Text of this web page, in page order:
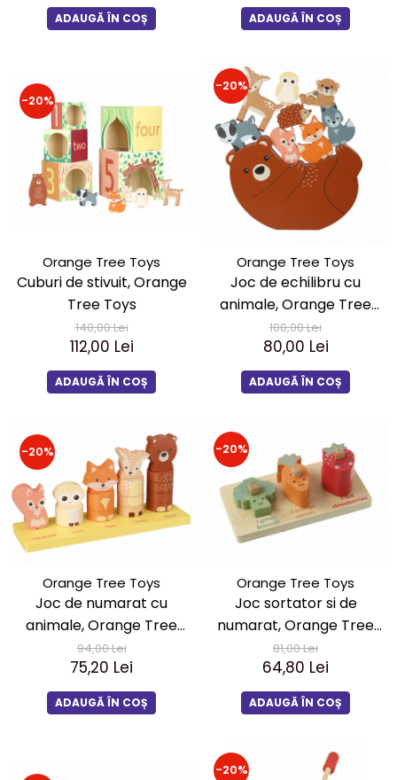
ADAUGĂ ÎN COȘ ADAUGĂ ÎN COȘ
-20%
Orange Tree Toys
Cuburi de stivuit, Orange
Tree Toys
140,00 Lei
112,00 Lei
ADAUGĂ ÎN COȘ
-20%
Orange Tree Toys
Joc de echilibru cu
animale, Orange Tree
Toys
100,00 Lei
80,00 Lei
ADAUGĂ ÎN COȘ
-20%
Orange Tree Toys
Joc de numarat cu
animale, Orange Tree
Toys
94,00 Lei
75,20 Lei
ADAUGĂ ÎN COȘ
-20%
Orange Tree Toys
Joc sortator si de
numarat, Orange Tree
Toys
81,00 Lei
64,80 Lei
ADAUGĂ ÎN COȘ
-20%